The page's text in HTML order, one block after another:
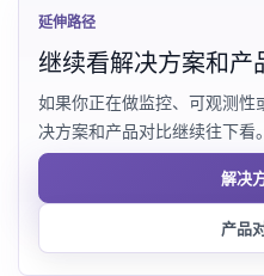
延伸路径
继续看解决方案和产
如果你正在做监控、可观测
决方案和产品对比继续往下看。
解决
产品